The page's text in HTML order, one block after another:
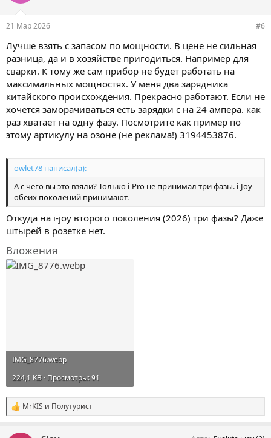
21 Мар 2026 #6
Лучше взять с запасом по мощности. В цене не сильная
разница, да и в хозяйстве пригодиться. Например для
сварки. К тому же сам прибор не будет работать на
максимальных мощностях. У меня два зарядника
китайского происхождения. Прекрасно работают. Если не
хочется заморачиваться есть зарядки с на 24 ампера. как
раз хватает на одну фазу. Посмотрите как пример по
этому артикулу на озоне (не реклама!) 3194453876.
owlet78 написал(а):
А с чего вы это взяли? Только i-Pro не принимал три фазы. i-Joy
обеих поколений принимают.
Откуда на i-joy второго поколения (2026) три фазы? Даже
штырей в розетке нет.
Вложения
IMG_8776.webp
224,1 KB · Просмотры: 91
С
и
MrKIS и Полутурист